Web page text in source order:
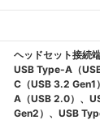
ヘッドセット接続
USB Type-A（
C（USB 3.2
A（USB 2.0）、
Gen2）、USB